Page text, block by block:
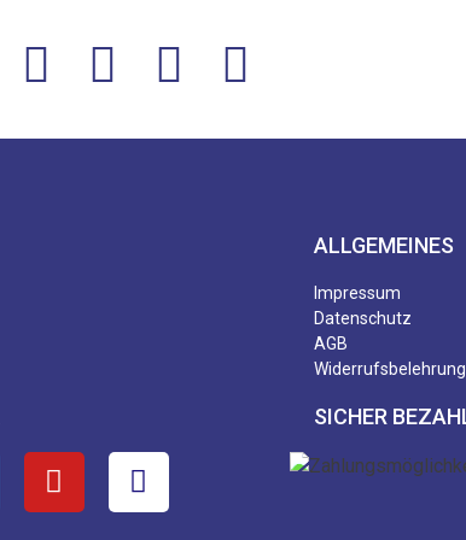
ALLGEMEINES
Impressum
Datenschutz
AGB
Widerrufsbelehrung
SICHER